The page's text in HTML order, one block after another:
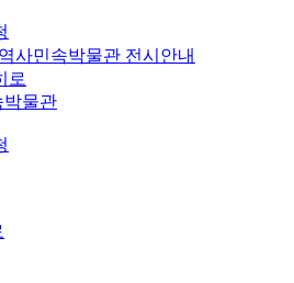
사민속박물관 전시안내
로
박물관